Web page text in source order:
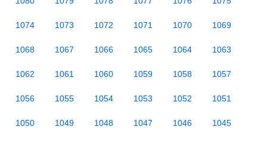
1074 1073 1072 1071 1070 1069
1068 1067 1066 1065 1064 1063
1062 1061 1060 1059 1058 1057
1056 1055 1054 1053 1052 1051
1050 1049 1048 1047 1046 1045